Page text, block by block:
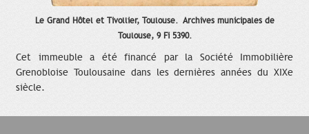
Le Grand Hôtel et Tivollier, Toulouse. Archives municipales de
Toulouse, 9 Fi 5390.
Cet immeuble a été financé par la Société Immobilière
Grenobloise Toulousaine dans les dernières années du XIXe
siècle.